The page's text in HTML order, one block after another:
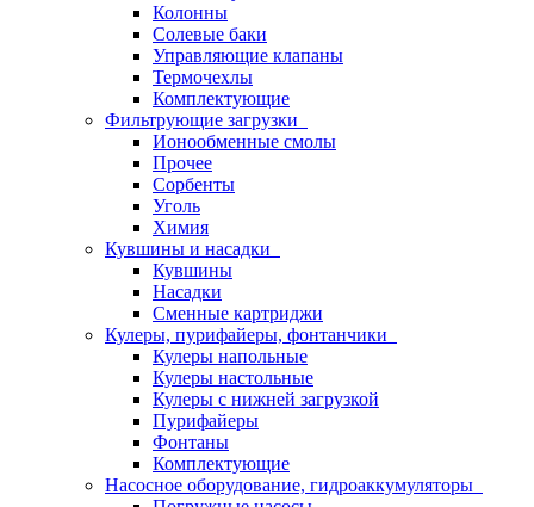
Колонны
Солевые баки
Управляющие клапаны
Термочехлы
Комплектующие
Фильтрующие загрузки
Ионообменные смолы
Прочее
Сорбенты
Уголь
Химия
Кувшины и насадки
Кувшины
Насадки
Сменные картриджи
Кулеры, пурифайеры, фонтанчики
Кулеры напольные
Кулеры настольные
Кулеры с нижней загрузкой
Пурифайеры
Фонтаны
Комплектующие
Насосное оборудование, гидроаккумуляторы